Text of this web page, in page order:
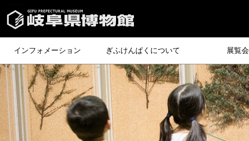
インフォメーション ぎふけんぱくについて 展覧会